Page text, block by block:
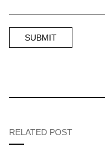
RELATED POST